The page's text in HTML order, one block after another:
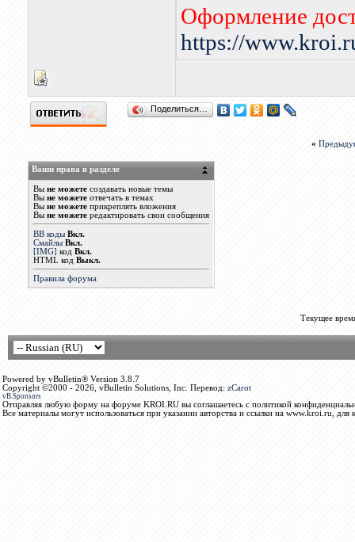
Оформление
https://
Поделиться…
«
Ваши права в разделе
Вы не можетесоздавать новые темы
Вы не можетеотвечать в темах
Вы не можетеприкреплять вложения
Вы не можетередактировать свои сообщения
BB коды Вкл.
Смайлы Вкл.
[IMG] код Вкл.
HTML код Выкл.
Правила форума
Текущее
Powered by vBulletin® Version 3.8.7
Copyright ©2000 - 2026, vBulletin Solutions, Inc. Перевод: zCarot
vB.Sponsors
Отправляя любую форму на форуме KROI.RU вы соглашаетесь с политикой
Все материалы могут использоваться при указании авторства и ссылки на www.kroi.ru, для